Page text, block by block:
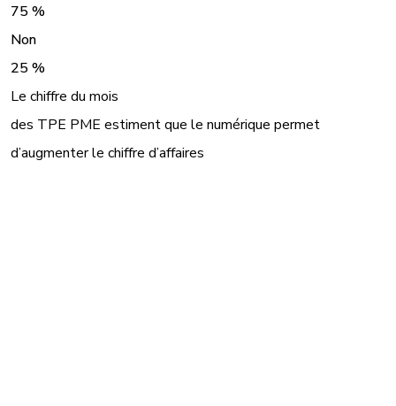
75 %
Non
25 %
Le chiffre du mois
des TPE PME estiment que le numérique permet
d’augmenter le chiffre d’affaires